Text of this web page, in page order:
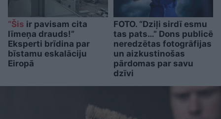
“Šis ir pavisam cita
līmeņa drauds!”
Eksperti brīdina par
bīstamu eskalāciju
Eiropā
FOTO. “Dziļi sirdī esmu
tas pats…” Dons publicē
neredzētas fotogrāfijas
un aizkustinošas
pārdomas par savu
dzīvi